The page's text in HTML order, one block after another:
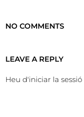
NO COMMENTS
LEAVE A REPLY
Heu d'iniciar la sessió